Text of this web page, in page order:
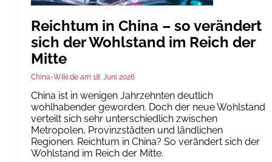
Reichtum in China – so verändert
sich der Wohlstand im Reich der
Mitte
China-Wiki.de 18. Juni 2026
China ist in wenigen Jahrzehnten deutlich
wohlhabender geworden. Doch der neue Wohlstand
verteilt sich sehr unterschiedlich zwischen
Metropolen, Provinzstädten und ländlichen
Regionen. Reichtum in China? So verändert sich der
Wohlstand im Reich der Mitte.